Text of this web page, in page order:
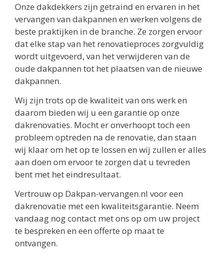
Onze dakdekkers zijn getraind en ervaren in het
vervangen van dakpannen en werken volgens de
beste praktijken in de branche. Ze zorgen ervoor
dat elke stap van het renovatieproces zorgvuldig
wordt uitgevoerd, van het verwijderen van de
oude dakpannen tot het plaatsen van de nieuwe
dakpannen.
Wij zijn trots op de kwaliteit van ons werk en
daarom bieden wij u een garantie op onze
dakrenovaties. Mocht er onverhoopt toch een
probleem optreden na de renovatie, dan staan
wij klaar om het op te lossen en wij zullen er alles
aan doen om ervoor te zorgen dat u tevreden
bent met het eindresultaat.
Vertrouw op Dakpan-vervangen.nl voor een
dakrenovatie met een kwaliteitsgarantie. Neem
vandaag nog contact met ons op om uw project
te bespreken en een offerte op maat te
ontvangen.